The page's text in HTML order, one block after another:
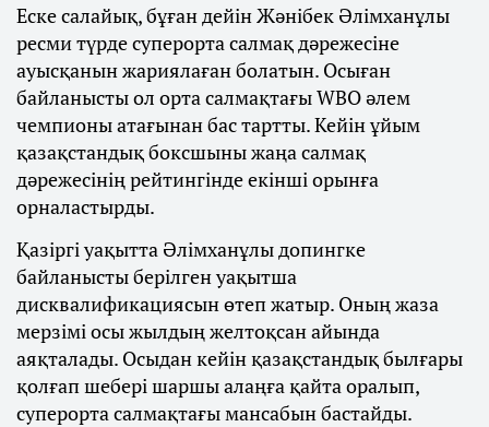
Еске салайық, бұған дейін Жәнібек Әлімханұлы
ресми түрде суперорта салмақ дәрежесіне
ауысқанын жариялаған болатын. Осыған
байланысты ол орта салмақтағы WBO әлем
чемпионы атағынан бас тартты. Кейін ұйым
қазақстандық боксшыны жаңа салмақ
дәрежесінің рейтингінде екінші орынға
орналастырды.
Қазіргі уақытта Әлімханұлы допингке
байланысты берілген уақытша
дисквалификациясын өтеп жатыр. Оның жаза
мерзімі осы жылдың желтоқсан айында
аяқталады. Осыдан кейін қазақстандық былғары
қолғап шебері шаршы алаңға қайта оралып,
суперорта салмақтағы мансабын бастайды.